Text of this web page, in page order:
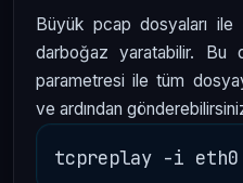
Büyük pcap dosyaları ile
darboğaz yaratabilir. Bu
parametresi ile tüm
ve ardından